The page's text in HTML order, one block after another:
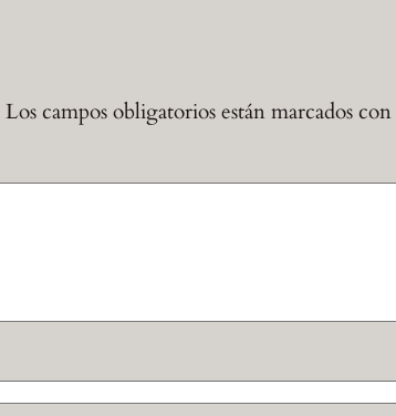
Los campos obligatorios están marcados con